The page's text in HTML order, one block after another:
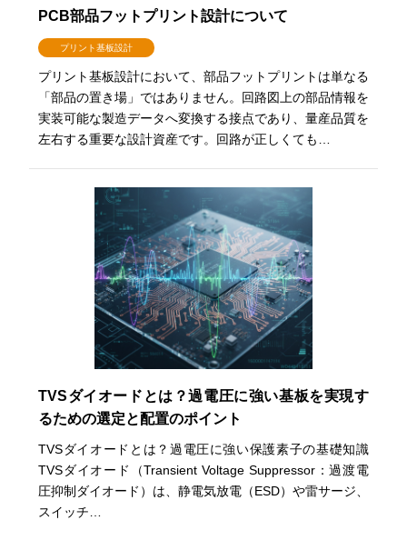
PCB部品フットプリント設計について
プリント基板設計
プリント基板設計において、部品フットプリントは単なる
「部品の置き場」ではありません。回路図上の部品情報を
実装可能な製造データへ変換する接点であり、量産品質を
左右する重要な設計資産です。回路が正しくても…
TVSダイオードとは？過電圧に強い基板を実現す
るための選定と配置のポイント
TVSダイオードとは？過電圧に強い保護素子の基礎知識
TVSダイオード（Transient Voltage Suppressor：過渡電
圧抑制ダイオード）は、静電気放電（ESD）や雷サージ、
スイッチ…